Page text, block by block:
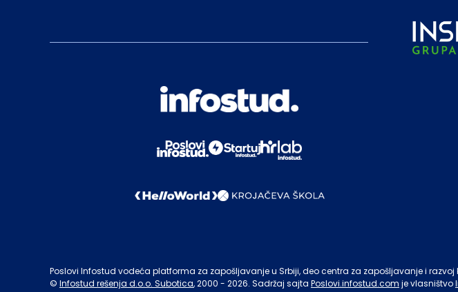
Poslovi Infostud vodeća platforma za zapošljavanje u Srbiji, deo centra za zapošljavanje i razvoj
© Infostud rešenja d.o.o. Subotica, 2000 - 2026. Sadržaj sajta Poslovi.infostud.com je vlasništvo